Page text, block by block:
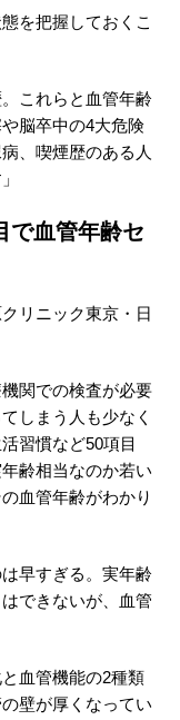
を把握しておくこ
これらと血管年齢
脳卒中の4大危険
、喫煙歴のある人
で血管年齢セ
リニック東京・日
関での検査が必要
しまう人も少なく
習慣など50項目
齢相当なのか若い
血管年齢がわかり
早すぎる。実年齢
できないが、血管
血管機能の2種類
壁が厚くなってい